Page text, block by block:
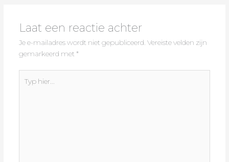
Laat een reactie achter
Je e-mailadres wordt niet gepubliceerd. Vereiste velden zijn
gemarkeerd met *
hier...